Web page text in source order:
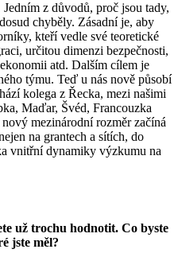
z důvodů, proč jsou tady,
chyběly. Zásadní je, aby
kteří vedle své teoretické
určitou dimenzi bezpečnosti,
atd. Dalším cílem je
týmu. Teď u nás nově působí
kolega z Řecka, mezi našimi
Maďar, Švéd, Francouzka
mezinárodní rozměr začíná
na grantech a sítích, do
vnitřní dynamiky výzkumu na
už trochu hodnotit. Co byste
jste měl?